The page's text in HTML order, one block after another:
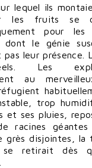
lequel ils
les fruits se
pour les
dont le génie
pas leur présence.
Les
au
trop
et ses pluies,
racines
grès disjointes, la
se retirait dès